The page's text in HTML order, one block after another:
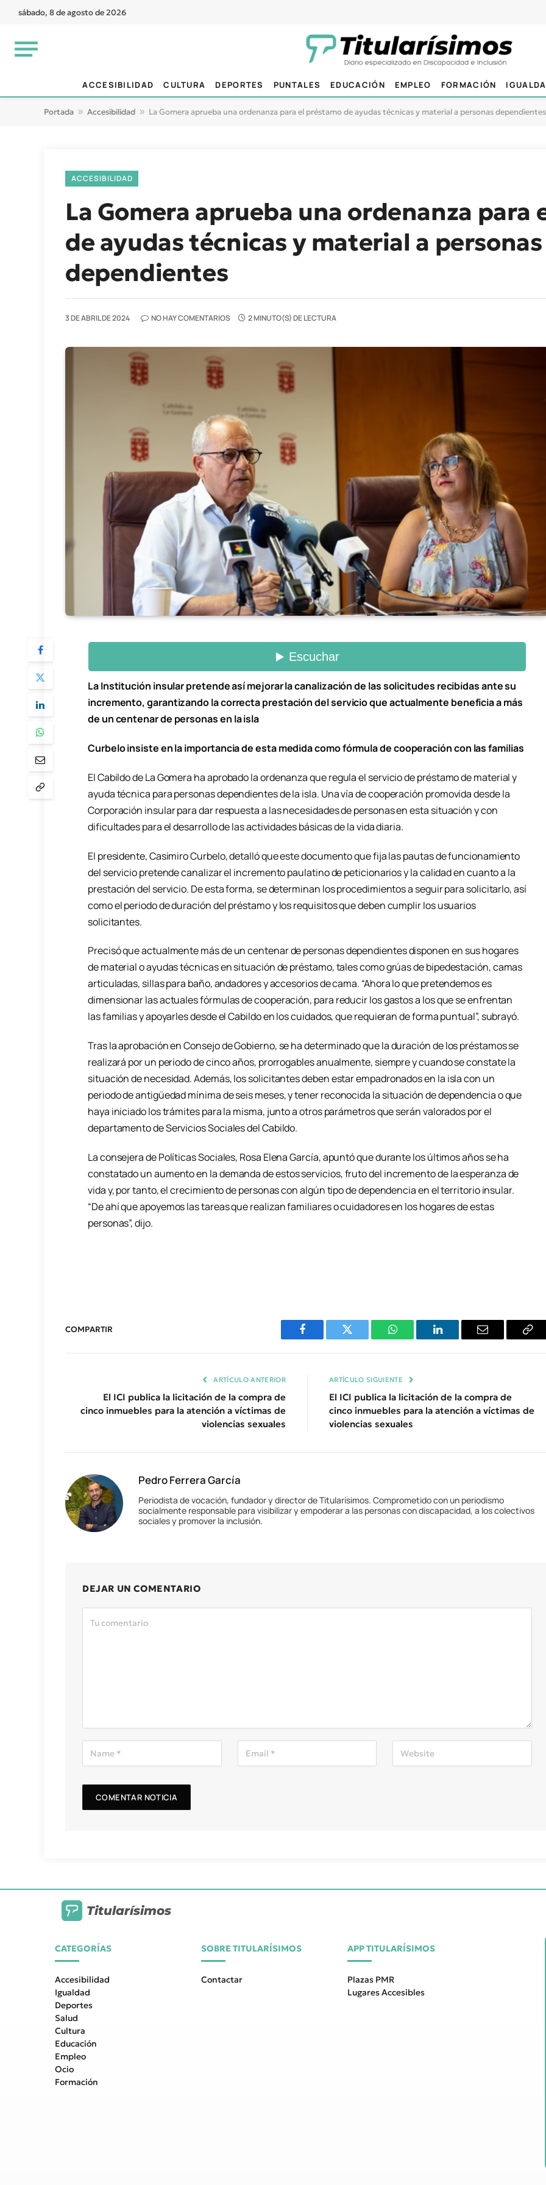
sábado, 8 de agosto de 2026
ACCESIBILIDAD CULTURA DEPORTES PUNTALES EDUCACIÓN EMPLEO FORMACIÓN
Portada » Accesibilidad » La Gomera aprueba una ordenanza para el préstamo de ayudas técnicas y material a personas dependientes
ACCESIBILIDAD
La Gomera aprueba una ordenanza para
de ayudas técnicas y material a personas
dependientes
3 DE ABRIL DE 2024 NO HAY COMENTARIOS 2 MINUTO(S) DE LECTURA
La Institución insular pretende así mejorar la canalización de las solicitudes recibidas ante su
incremento, garantizando la correcta prestación del servicio que actualmente beneficia a más
de un centenar de personas en la isla
Curbelo insiste en la importancia de esta medida como fórmula de cooperación con las familias
El Cabildo de La Gomera ha aprobado la ordenanza que regula el servicio de préstamo de material y
ayuda técnica para personas dependientes de la isla. Una vía de cooperación promovida desde la
Corporación insular para dar respuesta a las necesidades de personas en esta situación y con
dificultades para el desarrollo de las actividades básicas de la vida diaria.
El presidente, Casimiro Curbelo, detalló que este documento que fija las pautas de funcionamiento
del servicio pretende canalizar el incremento paulatino de peticionarios y la calidad en cuanto a la
prestación del servicio. De esta forma, se determinan los procedimientos a seguir para solicitarlo, así
como el periodo de duración del préstamo y los requisitos que deben cumplir los usuarios
solicitantes.
Precisó que actualmente más de un centenar de personas dependientes disponen en sus hogares
de material o ayudas técnicas en situación de préstamo, tales como grúas de bipedestación, camas
articuladas, sillas para baño, andadores y accesorios de cama. “Ahora lo que pretendemos es
dimensionar las actuales fórmulas de cooperación, para reducir los gastos a los que se enfrentan
las familias y apoyarles desde el Cabildo en los cuidados, que requieran de forma puntual”, subrayó.
Tras la aprobación en Consejo de Gobierno, se ha determinado que la duración de los préstamos se
realizará por un periodo de cinco años, prorrogables anualmente, siempre y cuando se constate la
situación de necesidad. Además, los solicitantes deben estar empadronados en la isla con un
periodo de antigüedad mínima de seis meses, y tener reconocida la situación de dependencia o que
haya iniciado los trámites para la misma, junto a otros parámetros que serán valorados por el
departamento de Servicios Sociales del Cabildo.
La consejera de Políticas Sociales, Rosa Elena García, apuntó que durante los últimos años se ha
constatado un aumento en la demanda de estos servicios, fruto del incremento de la esperanza de
vida y, por tanto, el crecimiento de personas con algún tipo de dependencia en el territorio insular.
“De ahí que apoyemos las tareas que realizan familiares o cuidadores en los hogares de estas
personas”, dijo.
COMPARTIR
Facebook Twitter WhatsAppLinkedIn Email
ARTÍCULO ANTERIOR
El ICI publica la licitación de la compra de
cinco inmuebles para la atención a víctimas de
violencias sexuales
ARTÍCULO SIGUIENTE
El ICI publica la licitación de la compra de
cinco inmuebles para la atención a víctimas de
violencias sexuales
Pedro Ferrera García
Periodista de vocación, fundador y director de Titularísimos. Comprometido con un periodismo
socialmente responsable para visibilizar y empoderar a las personas con discapacidad, a los colectivos
sociales y promover la inclusión.
DEJAR UN COMENTARIO
Titularísimos
CATEGORÍAS
Accesibilidad
Igualdad
Deportes
Salud
Cultura
Educación
Empleo
Ocio
Formación
SOBRE TITULARÍSIMOS
Contactar
APP TITULARÍSIMOS
Plazas PMR
Lugares Accesibles